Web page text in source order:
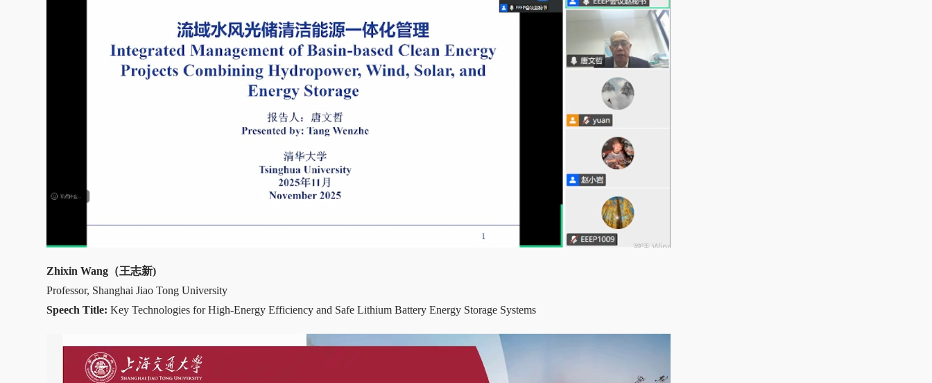
Zhixin Wang（王志新)
Professor, Shanghai Jiao Tong University
Speech Title: Key Technologies for High-Energy Efficiency and Safe Lithium Battery Energy Storage Systems